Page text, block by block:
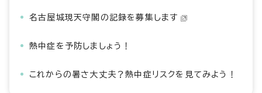
名古屋城現天守閣の記録を募集します
熱中症を予防しましょう！
これからの暑さ大丈夫？熱中症リスクを見てみよう！